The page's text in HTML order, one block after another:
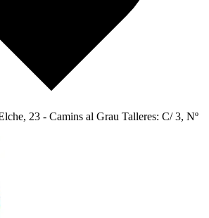
23 - Camins al Grau Talleres: C/ 3, Nº